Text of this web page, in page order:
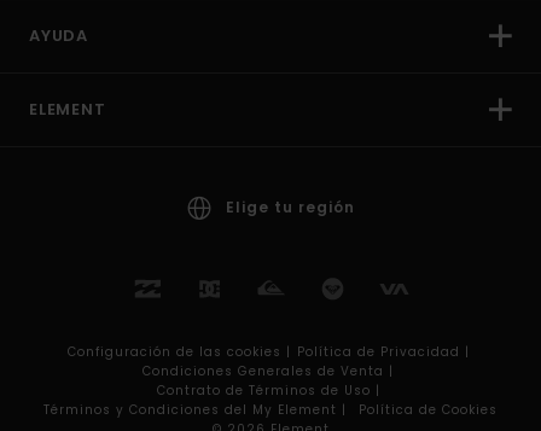
AYUDA
ELEMENT
Elige tu región
Configuración de las cookies | Política de Privacidad |
Condiciones Generales de Venta |
Contrato de Términos de Uso |
Términos y Condiciones del My Element |
Política de Cookies